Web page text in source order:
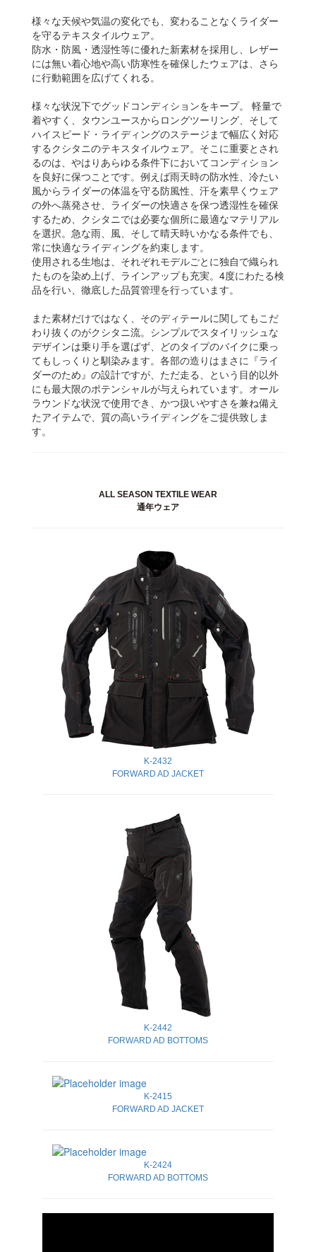
様々な天候や気温の変化でも、変わることなくライダー
を守るテキスタイルウェア。
防水・防風・透湿性等に優れた新素材を採用し、レザー
には無い着心地や高い防寒性を確保したウェアは、さら
に行動範囲を広げてくれる。
様々な状況下でグッドコンディションをキープ。 軽量で
着やすく、タウンユースからロングツーリング、そして
ハイスピード・ライディングのステージまで幅広く対応
するクシタニのテキスタイルウェア。そこに重要とされ
るのは、やはりあらゆる条件下においてコンディション
を良好に保つことです。例えば雨天時の防水性、冷たい
風からライダーの体温を守る防風性、汗を素早くウェア
の外へ蒸発させ、ライダーの快適さを保つ透湿性を確保
するため、クシタニでは必要な個所に最適なマテリアル
を選択。急な雨、風、そして晴天時いかなる条件でも、
常に快適なライディングを約束します。
使用される生地は、それぞれモデルごとに独自で織られ
たものを染め上げ、ラインアップも充実。4度にわたる検
品を行い、徹底した品質管理を行っています。
また素材だけではなく、そのディテールに関してもこだ
わり抜くのがクシタニ流。シンプルでスタイリッシュな
デザインは乗り手を選ばず、どのタイプのバイクに乗っ
てもしっくりと馴染みます。各部の造りはまさに『ライ
ダーのため』の設計ですが、ただ走る、という目的以外
にも最大限のポテンシャルが与えられています。オール
ラウンドな状況で使用でき、かつ扱いやすさを兼ね備え
たアイテムで、質の高いライディングをご提供致しま
す。
ALL SEASON TEXTILE WEAR
通年ウェア
K-2432
FORWARD AD JACKET
K-2442
FORWARD AD BOTTOMS
K-2415
FORWARD AD JACKET
K-2424
FORWARD AD BOTTOMS